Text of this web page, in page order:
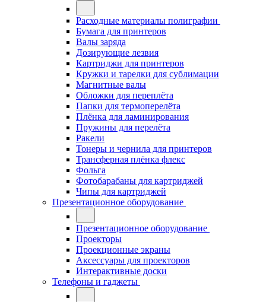
Расходные материалы полиграфии
Бумага для принтеров
Валы заряда
Дозирующие лезвия
Картриджи для принтеров
Кружки и тарелки для сублимации
Магнитные валы
Обложки для переплёта
Папки для термоперелёта
Плёнка для ламинирования
Пружины для перелёта
Ракели
Тонеры и чернила для принтеров
Трансферная плёнка флекс
Фольга
Фотобарабаны для картриджей
Чипы для картриджей
Презентационное оборудование
Презентационное оборудование
Проекторы
Проекционные экраны
Аксессуары для проекторов
Интерактивные доски
Телефоны и гаджеты